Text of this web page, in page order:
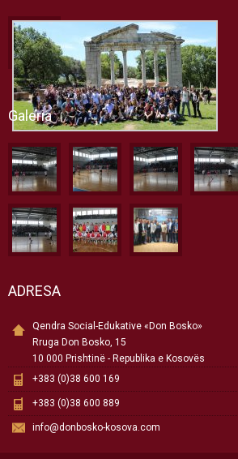
Galeria
ADRESA
Qendra Social-Edukative «Don Bosko»
Rruga Don Bosko, 15
10 000 Prishtinë - Republika e Kosovës
+383 (0)38 600 169
+383 (0)38 600 889
info@donbosko-kosova.com